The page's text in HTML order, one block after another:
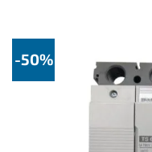
-50%